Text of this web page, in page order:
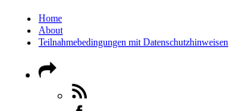
Home
About
Teilnahmebedingungen mit Datenschutzhinweisen